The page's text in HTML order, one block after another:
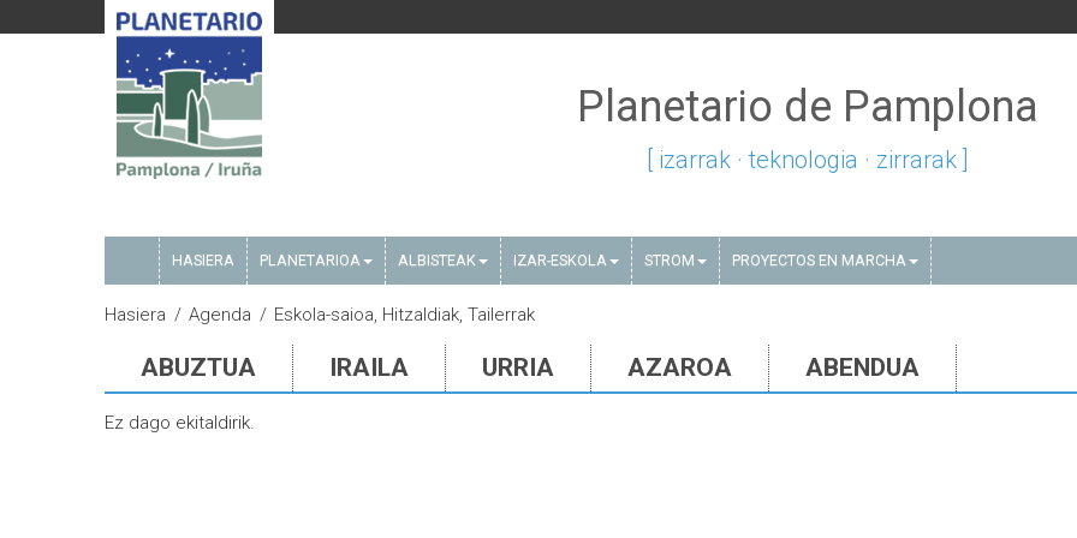
Planetario de Pamplona
[ izarrak · teknologia · zirrarak ]
HASIERA PLANETARIOA ALBISTEAK IZAR-ESKOLA STROM PROYECTOS EN MARCHA
Hasiera Agenda Eskola-saioa, Hitzaldiak, Tailerrak
ABUZTUA IRAILA URRIA AZAROA ABENDUA
Ez dago ekitaldirik.